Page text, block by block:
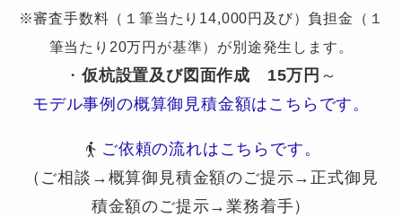
※審査手数料（１筆当たり14,000円及び）負担金（１
筆当たり20万円が基準）が別途発生します。
・ 仮杭設置及び図面作成 15万円 ～
モデル事例の概算御見積金額はこちらです。
ご依頼の流れはこちらです。
（ご相談→概算御見積金額のご提示→正式御見
積金額のご提示→業務着手）